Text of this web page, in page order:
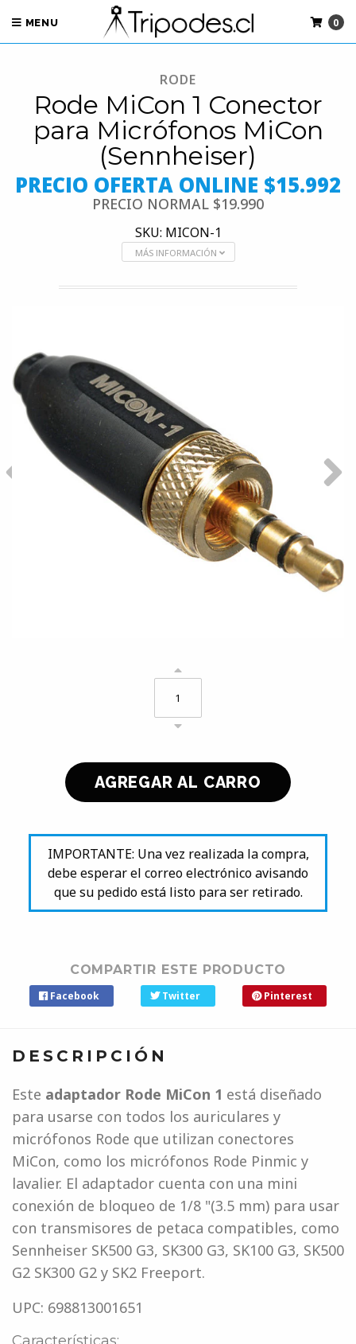
MENU 0
RODE
Rode MiCon 1 Conector
para Micrófonos MiCon
(Sennheiser)
PRECIO OFERTA ONLINE $15.992
PRECIO NORMAL $19.990
SKU: MICON-1
MÁS INFORMACIÓN
IMPORTANTE: Una vez realizada la compra,
debe esperar el correo electrónico avisando
que su pedido está listo para ser retirado.
COMPARTIR ESTE PRODUCTO
Facebook Twitter Pinterest
DESCRIPCIÓN
Este adaptador Rode MiCon 1 está diseñado
para usarse con todos los auriculares y
micrófonos Rode que utilizan conectores
MiCon, como los micrófonos Rode Pinmic y
lavalier. El adaptador cuenta con una mini
conexión de bloqueo de 1/8 "(3.5 mm) para usar
con transmisores de petaca compatibles, como
Sennheiser SK500 G3, SK300 G3, SK100 G3, SK500
G2 SK300 G2 y SK2 Freeport.
UPC: 698813001651